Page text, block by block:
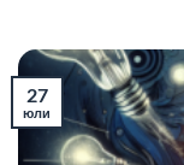
27
юли